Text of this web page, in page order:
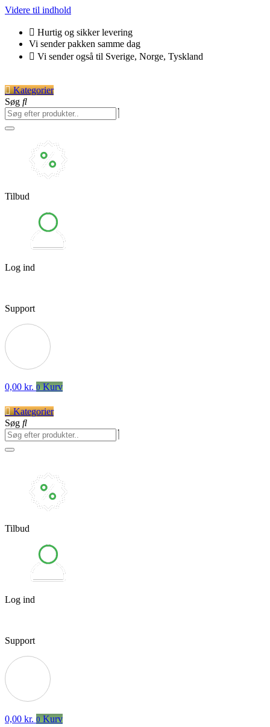
Videre til indhold
Hurtig og sikker levering
Vi sender pakken samme dag
Vi sender også til Sverige, Norge, Tyskland
Kategorier
Søg
Tilbud
Log ind
Support
0,00 kr. 0 Kurv
Kategorier
Søg
Tilbud
Log ind
Support
0,00 kr. 0 Kurv